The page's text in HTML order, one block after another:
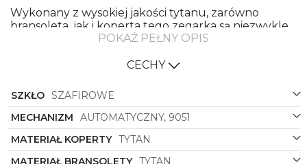
Wykonany z wysokiej jakości tytanu, zarówno
bransoleta, jak i koperta tego zegarka są niezwykle
lekkie, a jednocześnie niezwykle wytrzymałe, co
towarzyszyć Ci będzie przez wiele lat. Kolorystyka w
elegancji i zdecydowanego charakteru, który
idealnie komponuje się zarówno z formalnym
strojem, jak i sportowym lookiem.
Czarna tarcza z delikatnymi akcentami w kolorze
szarego srebra nie tylko ułatwia odczytanie czasu
POKAŻ PEŁNY OPIS
CECHY
SZKŁO SZAFIROWE
MECHANIZM
AUTOMATYCZNY, 9051
MATERIAŁ KOPERTY TYTAN
MATERIAŁ BRANSOLETY TYTAN